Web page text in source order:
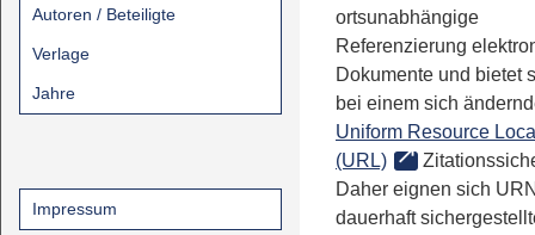
Autoren / Beteiligte
Verlage
Jahre
Impressum
ortsunabhängige
Referenzierung
Dokumente und bietet
bei einem sich
Uniform Resource
(URL)
Daher eignen sich
dauerhaft